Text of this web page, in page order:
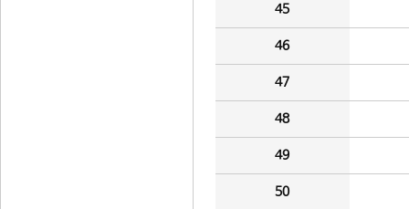
45
46
47
48
49
50